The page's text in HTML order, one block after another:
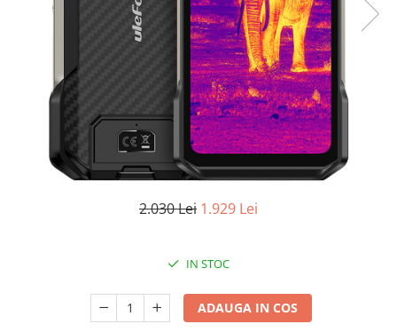
Deshidratoare
Blender
Aparate de Cafea
Aspiratoare Verticale
Friteuze Aer Cald / Air Fryer
Roboți Aspirator
Roboți Geamuri
2.030 Lei 1.929 Lei
IN STOC
ADAUGA IN COS